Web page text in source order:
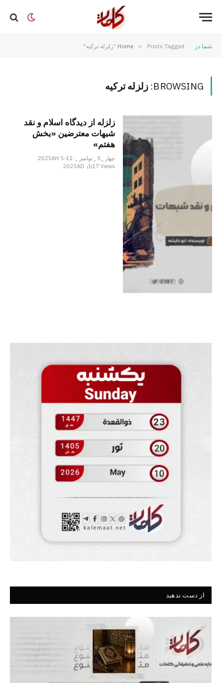
شما در Home » Posts Tagged "زلزله ترکیه"
BROWSING: زلزله ترکیه
زلزله از دیدگاه اسلام و نقد
شبهات معترضین «بخش
هفتم»
چهار _5 _نوامبر _2025AH 5-11-
2025AD
17Views
از دست ندهید